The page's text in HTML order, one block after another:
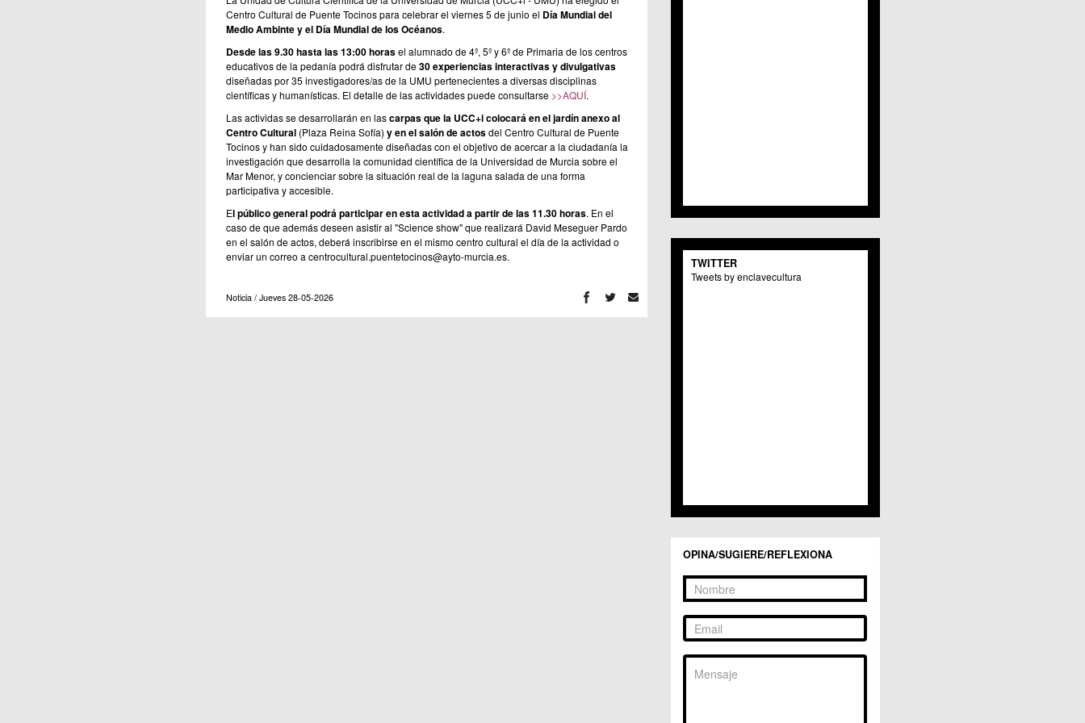
Centro Cultural de Puente Tocinos para celebrar el viernes 5 de junio el Día Mundial del
Medio Ambinte y el Día Mundial de los Océanos.
Desde las 9.30 hasta las 13:00 horasel alumnado de 4º, 5º y 6º de Primaria de los centros
educativos de la pedanía podrá disfrutar de30 experiencias interactivas y divulgativas
diseñadas por 35 investigadores/as de la UMU pertenecientes a diversas disciplinas
científicas y humanísticas. El detalle de las actividades puede consultarse >>AQUÍ.
Las actividas se desarrollarán en lascarpas que la UCC+i colocará en el jardín anexo al
Centro Cultural(Plaza Reina Sofía) y en el salón de actosdel Centro Cultural de Puente
Tocinos y han sido cuidadosamente diseñadas con el objetivo de acercar a la ciudadanía la
investigación que desarrolla la comunidad científica de la Universidad de Murcia sobre el
Mar Menor, y concienciar sobre la situación real de la laguna salada de una forma
participativa y accesible.
El público general podrá participar en esta actividad a partir de las 11.30 horas. En el
caso de que además deseen asistir al "Science show" que realizará David Meseguer Pardo
en el salón de actos, deberá inscribirse en el mismo centro cultural el día de la actividad o
enviar un correo a centrocultural.puentetocinos@ayto-murcia.es.
Noticia / Jueves 28-05-2026
C.C.S. La Paz
C.M. El Carmen
Centros Culturales
C.C. Puertas de Castilla
C.C. Zarandona
TWITTER
Tweets by enclavecultura
OPINA/SUGIERE/REFLEXIONA